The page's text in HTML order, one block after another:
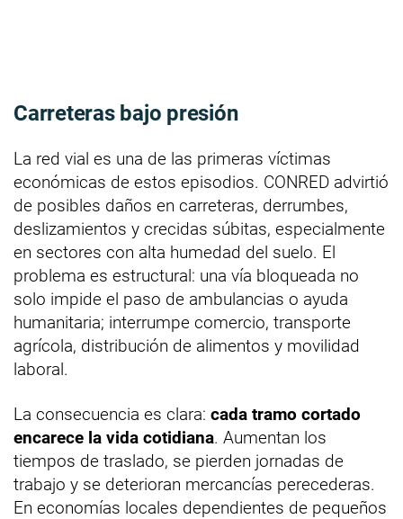
Carreteras bajo presión
La red vial es una de las primeras víctimas
económicas de estos episodios. CONRED advirtió
de posibles daños en carreteras, derrumbes,
deslizamientos y crecidas súbitas, especialmente
en sectores con alta humedad del suelo. El
problema es estructural: una vía bloqueada no
solo impide el paso de ambulancias o ayuda
humanitaria; interrumpe comercio, transporte
agrícola, distribución de alimentos y movilidad
laboral.
La consecuencia es clara: cada tramo cortado
encarece la vida cotidiana. Aumentan los
tiempos de traslado, se pierden jornadas de
trabajo y se deterioran mercancías perecederas.
En economías locales dependientes de pequeños